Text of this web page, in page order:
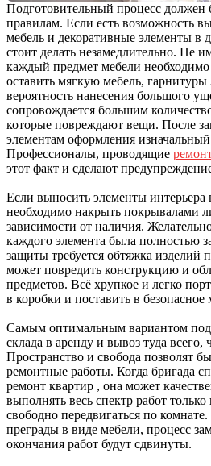
Подготовительный процесс должен
правилам. Если есть возможность
мебель и декоративные элементы в
стоит делать незамедлительно. Не
каждый предмет мебели
оставить мягкую мебель,
вероятность нанесения большого
сопровождается большим
которые повреждают вещи. После
элементам оформления
Профессионалы, проводящие
этот факт и сделают
Если выносить элементы интерьера
необходимо накрыть покрывалами
зависимости от наличия.
каждого элемента была полностью
защиты требуется обтяжка изделий
может повредить конструкцию и
предметов. Всё хрупкое и легко
в коробки и поставить в безопасное
Самым оптимальным вариантом
склада в аренду и вывоз туда всего,
Пространство и свобода позволят
ремонтные работы. Когда бригада
ремонт квартир , она может
выполнять весь спектр работ
свободно передвигаться по
преграды в виде мебели, процесс
окончания работ будут сдвинуты.